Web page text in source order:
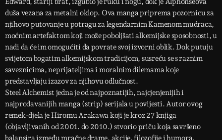
duša vezana za metalni oklop. Ova manga priprema pozornicu za
njihovo putovanje u potragu za legendarnim Kamenom mudraca,
moćnim artefaktom koji može poboljšati alkemijske sposobnosti, u
nadi da će im omogućiti da povrate svoj izvorni oblik. Dok putuju
svijetom bogatim alkemijskom tradicijom, susreću se s raznim
saveznicima, neprijateljima i moralnim dilemama koje
predstavljaju izazov za njihovu odlučnost.
Steel Alchemist jedna je od najpoznatijih, najcjenjenijih i
najprodavanijih manga (strip) serijala u povijesti. Autor ovog
remek-djela je Hiromu Arakawa koji je kroz 27 knjiga
(objavljivanih od 2001. do 2010.) stvorio priču koja savršeno
balansira između mračne drame, akcije, filozofije i humora.